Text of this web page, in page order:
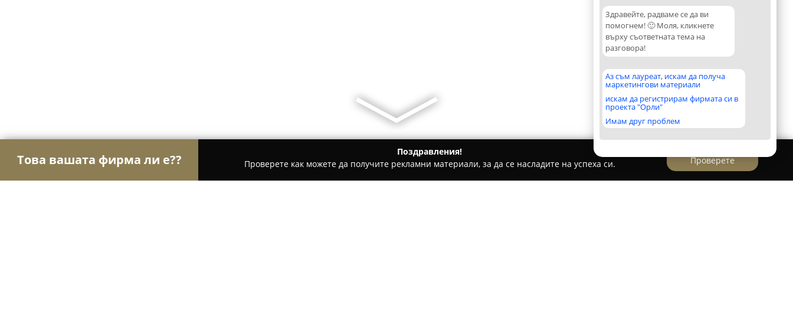
Здравейте, радваме се да ви
помогнем! 🙂 Моля, кликнете
върху съответната тема на
разговора!
Аз съм лауреат, искам да получа
маркетингови материали
искам да регистрирам фирмата си в
проекта "Орли"
Имам друг проблем
Това вашата фирма ли е??
Поздравления!
Проверете как можете да получите рекламни материали, за да се насладите на успеха си.
Проверете